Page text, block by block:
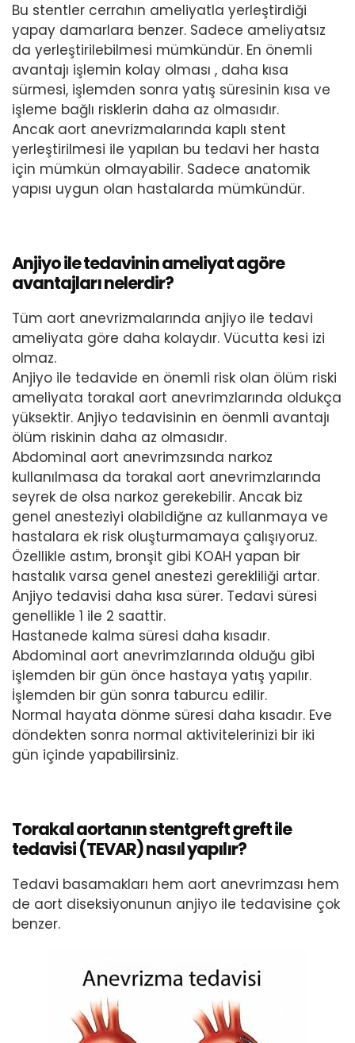
Bu stentler cerrahın ameliyatla yerleştirdiği
yapay damarlara benzer. Sadece ameliyatsız
da yerleştirilebilmesi mümkündür. En önemli
avantajı işlemin kolay olması , daha kısa
sürmesi, işlemden sonra yatış süresinin kısa ve
işleme bağlı risklerin daha az olmasıdır.
Ancak aort anevrizmalarında kaplı stent
yerleştirilmesi ile yapılan bu tedavi her hasta
için mümkün olmayabilir. Sadece anatomik
yapısı uygun olan hastalarda mümkündür.
Anjiyo ile tedavinin ameliyat agöre
avantajları nelerdir?
Tüm aort anevrizmalarında anjiyo ile tedavi
ameliyata göre daha kolaydır. Vücutta kesi izi
olmaz.
Anjiyo ile tedavide en önemli risk olan ölüm riski
ameliyata torakal aort anevrimzlarında oldukça
yüksektir. Anjiyo tedavisinin en öenmli avantajı
ölüm riskinin daha az olmasıdır.
Abdominal aort anevrimzsında narkoz
kullanılmasa da torakal aort anevrimzlarında
seyrek de olsa narkoz gerekebilir. Ancak biz
genel anesteziyi olabildiğne az kullanmaya ve
hastalara ek risk oluşturmamaya çalışıyoruz.
Özellikle astım, bronşit gibi KOAH yapan bir
hastalık varsa genel anestezi gerekliliği artar.
Anjiyo tedavisi daha kısa sürer. Tedavi süresi
genellikle 1 ile 2 saattir.
Hastanede kalma süresi daha kısadır.
Abdominal aort anevrimzlarında olduğu gibi
işlemden bir gün önce hastaya yatış yapılır.
İşlemden bir gün sonra taburcu edilir.
Normal hayata dönme süresi daha kısadır. Eve
döndekten sonra normal aktivitelerinizi bir iki
gün içinde yapabilirsiniz.
Torakal aortanın stentgreft greft ile
tedavisi (TEVAR) nasıl yapılır?
Tedavi basamakları hem aort anevrimzası hem
de aort diseksiyonunun anjiyo ile tedavisine çok
benzer.